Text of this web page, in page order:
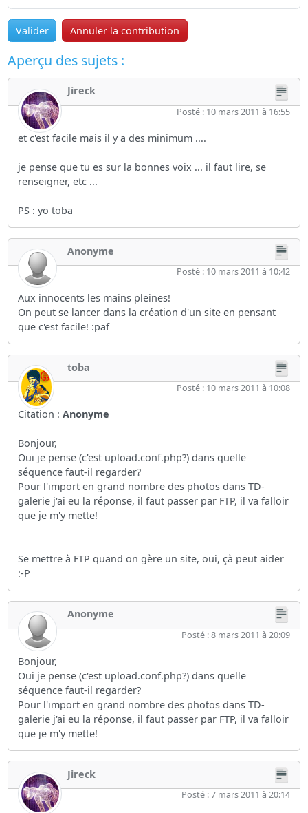
Valider Annuler la contribution
Aperçu des sujets :
Jireck
Posté : 10 mars 2011 à 16:55
et c'est facile mais il y a des minimum ....
je pense que tu es sur la bonnes voix ... il faut lire, se
renseigner, etc ...
PS : yo toba
Anonyme
Posté : 10 mars 2011 à 10:42
Aux innocents les mains pleines!
On peut se lancer dans la création d'un site en pensant
que c'est facile! :paf
toba
Posté : 10 mars 2011 à 10:08
Citation :Anonyme
Bonjour,
Oui je pense (c'est upload.conf.php?) dans quelle
séquence faut-il regarder?
Pour l'import en grand nombre des photos dans TD-
galerie j'ai eu la réponse, il faut passer par FTP, il va falloir
que je m'y mette!
Se mettre à FTP quand on gère un site, oui, çà peut aider
:-P
Anonyme
Posté : 8 mars 2011 à 20:09
Bonjour,
Oui je pense (c'est upload.conf.php?) dans quelle
séquence faut-il regarder?
Pour l'import en grand nombre des photos dans TD-
galerie j'ai eu la réponse, il faut passer par FTP, il va falloir
que je m'y mette!
Jireck
Posté : 7 mars 2011 à 20:14